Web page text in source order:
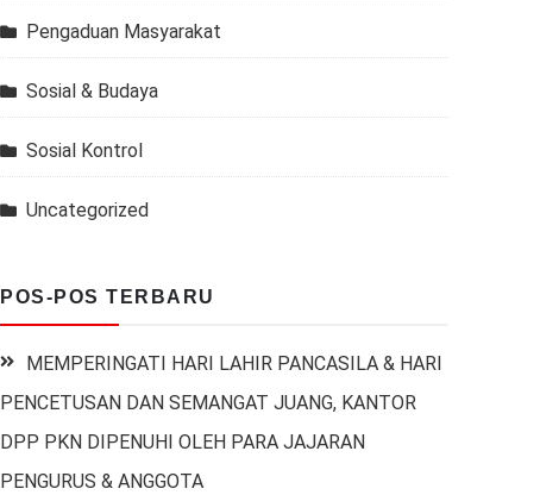
Pengaduan Masyarakat
Sosial & Budaya
Sosial Kontrol
Uncategorized
POS-POS TERBARU
MEMPERINGATI HARI LAHIR PANCASILA & HARI
PENCETUSAN DAN SEMANGAT JUANG, KANTOR
DPP PKN DIPENUHI OLEH PARA JAJARAN
PENGURUS & ANGGOTA